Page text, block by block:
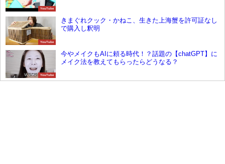
YouTube
YouTube
きまぐれクック・かねこ、生きた上海蟹を許可証なし
で購入し釈明
YouTube
今やメイクもAIに頼る時代！？話題の【chatGPT】に
メイク法を教えてもらったらどうなる？